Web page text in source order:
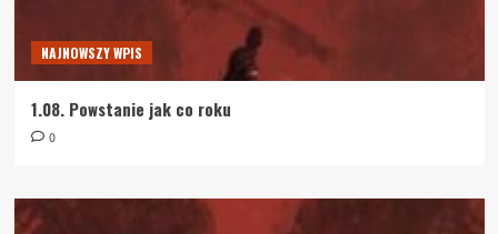
NAJNOWSZY WPIS
1.08. Powstanie jak co roku
0